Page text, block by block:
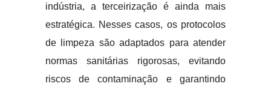
indústria, a terceirização é ainda mais
estratégica. Nesses casos, os protocolos
de limpeza são adaptados para atender
normas sanitárias rigorosas, evitando
riscos de contaminação e garantindo